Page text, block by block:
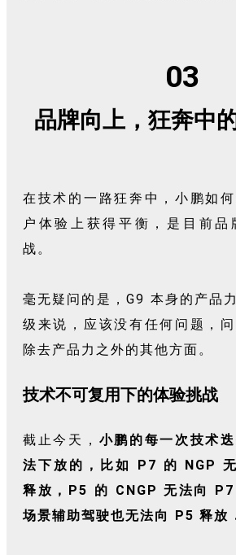
03
品牌向上，狂奔中
在技术的一路狂奔中，小鹏如
户体验上获得平衡，是目前品
战。
毫无疑问的是，G9 本身的产品
级来说，应该没有任何问题，
除去产品力之外的其他方面。
技术不可复用下的体验挑战
截止今天， 小鹏的每一次技术
法下放的，比如 P7 的 NGP
释放，P5 的 CNGP 无法向
场景辅助驾驶也无法向 P5 释